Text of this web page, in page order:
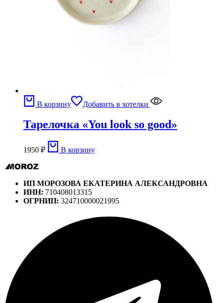
В корзину Добавить в хотелки
Тарелочка «You look so good»
1950 ₽ В корзину
ИП МОРОЗОВА ЕКАТЕРИНА АЛЕКСАНДРОВНА
ИНН: 710408013315
ОГРНИП: 324710000021995